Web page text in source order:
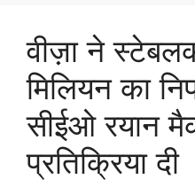
वीज़ा ने
मिलियन का
सीईओ रयान
प्रतिक्रिया दी